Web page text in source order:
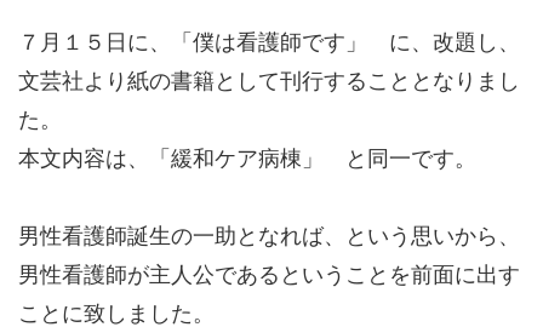
７月１５日に、「僕は看護師です」 に、改題し、
文芸社より紙の書籍として刊行することとなりまし
た。
本文内容は、「緩和ケア病棟」 と同一です。
男性看護師誕生の一助となれば、という思いから、
男性看護師が主人公であるということを前面に出す
ことに致しました。